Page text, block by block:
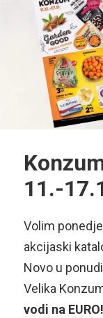
11.-
Volim
akcijaski
Novo u
Velika
vodi na EURO!